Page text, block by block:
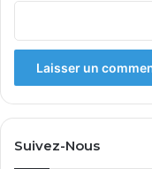
Suivez-Nous